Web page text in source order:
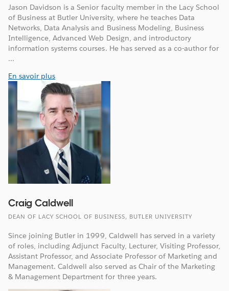
Jason Davidson is a Senior faculty member in the Lacy School
of Business at Butler University, where he teaches Data
Networks, Data Analysis and Business Modeling, Business
Intelligence, Advanced Web Design, and introductory
information systems courses. He has served as a co-author for
...
En savoir plus
Craig Caldwell
DEAN OF LACY SCHOOL OF BUSINESS, BUTLER UNIVERSITY
Since joining Butler in 1999, Caldwell has served in a variety
of roles, including Adjunct Faculty, Lecturer, Visiting Professor,
Assistant Professor, and Associate Professor of Marketing and
Management. Caldwell also served as Chair of the Marketing
& Management Department for three years.